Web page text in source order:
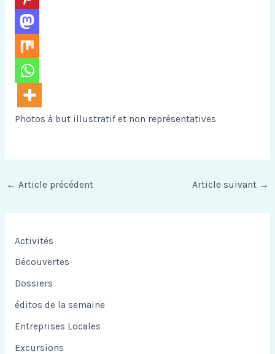
Photos à but illustratif et non représentatives
← Article précédent Article suivant →
Activités
Découvertes
Dossiers
éditos de la semaine
Entreprises Locales
Excursions